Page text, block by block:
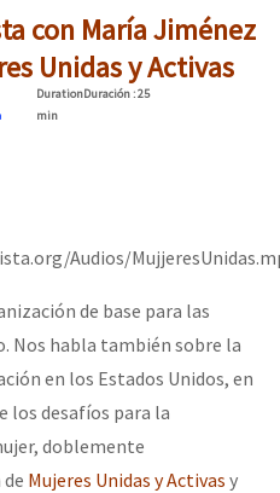
con María Jiménez
Unidas y Activas
DurationDuración: 25
min
Audios/
de base para las
Nos habla también sobre la
en los Estados Unidos, en
los desafíos para la
doblemente
Mujeres Unidas y Activas y